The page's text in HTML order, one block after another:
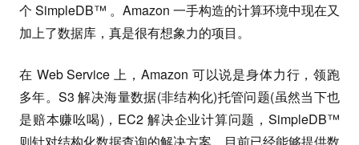
个 SimpleDB™ 。Amazon 一手构造的计算环境中现在又
加上了数据库，真是很有想象力的项目。
在 Web Service 上，Amazon 可以说是身体力行，领跑
多年。S3 解决海量数据(非结构化)托管问题(虽然当下也
是赔本赚吆喝)，EC2 解决企业计算问题，SimpleDB™